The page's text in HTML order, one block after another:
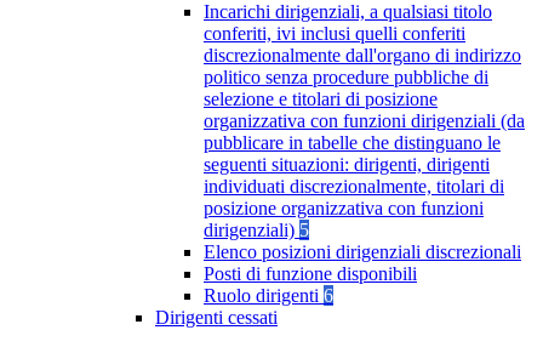
Incarichi dirigenziali, a qualsiasi titolo
conferiti, ivi inclusi quelli conferiti
discrezionalmente dall'organo di indirizzo
politico senza procedure pubbliche di
selezione e titolari di posizione
organizzativa con funzioni dirigenziali (da
pubblicare in tabelle che distinguano le
seguenti situazioni: dirigenti, dirigenti
individuati discrezionalmente, titolari di
posizione organizzativa con funzioni
dirigenziali) 5
Elenco posizioni dirigenziali discrezionali
Posti di funzione disponibili
Ruolo dirigenti 6
Dirigenti cessati